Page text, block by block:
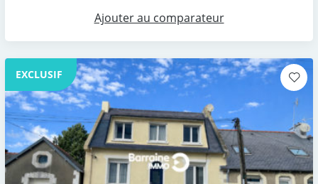
Ajouter au comparateur
EXCLUSIF